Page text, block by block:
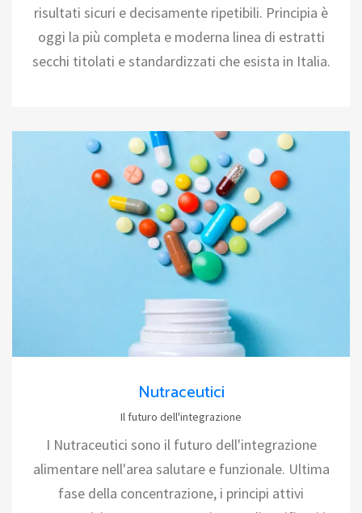
risultati sicuri e decisamente ripetibili. Principia è
oggi la più completa e moderna linea di estratti
secchi titolati e standardizzati che esista in Italia.
Nutraceutici
Il futuro dell'integrazione
I Nutraceutici sono il futuro dell'integrazione
alimentare nell'area salutare e funzionale. Ultima
fase della concentrazione, i principi attivi